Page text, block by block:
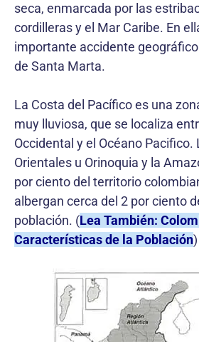
seca, enmarcada por las
cordilleras y el Mar Caribe. En
importante accidente
de Santa Marta.
La Costa del Pacífico es una
muy lluviosa, que se localiza
Occidental y el Océano Pacifico.
Orientales u Orinoquia y la
por ciento del territorio
albergan cerca del 2 por ciento
población. (Lea También:
Características de la Población)